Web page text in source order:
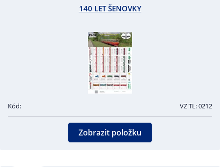
140 LET ŠENOVKY
Kód: VZ TL: 0212
Zobrazit položku